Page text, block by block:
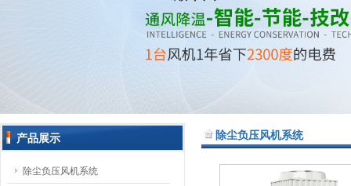
产品展示
除尘负压风机系统
除尘负压风机系统